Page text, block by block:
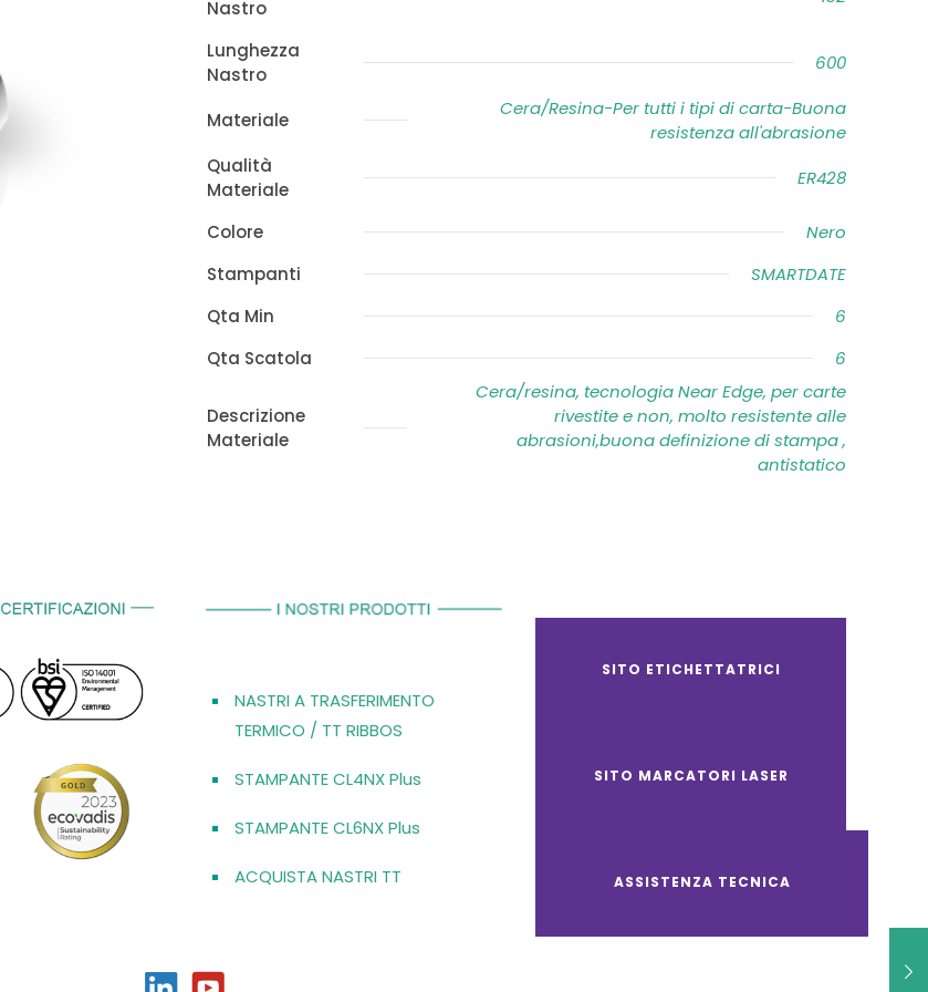
600m
SMARTDATE
Nastro
Lunghezza
Nastro
600
Materiale
Cera/Resina-Per tutti i tipi di carta-Buona
resistenza all'abrasione
Qualità
Materiale
ER428
Colore
Nero
Stampanti
SMARTDATE
Qta Min
6
Qta Scatola
6
Descrizione
Materiale
Cera/resina, tecnologia Near Edge, per carte
rivestite e non, molto resistente alle
abrasioni,buona definizione di stampa ,
antistatico
NASTRI A TRASFERIMENTO
TERMICO / TT RIBBOS
STAMPANTE CL4NX Plus
STAMPANTE CL6NX Plus
ACQUISTA NASTRI TT
SITO ETICHETTATRICI
SITO MARCATORI LASER
ASSISTENZA TECNICA